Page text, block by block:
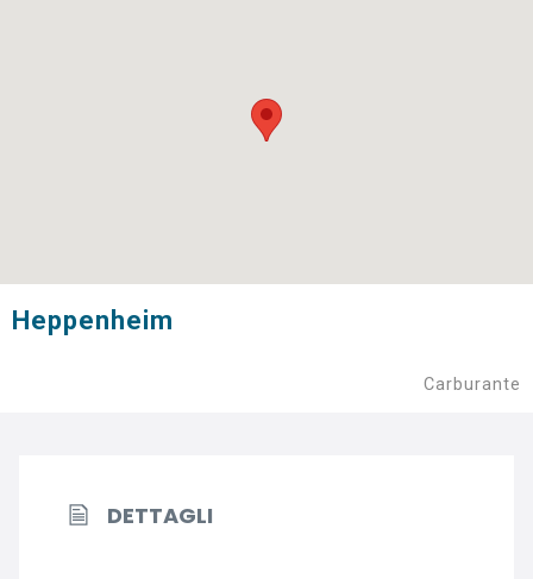
Heppenheim
Carburante
DETTAGLI